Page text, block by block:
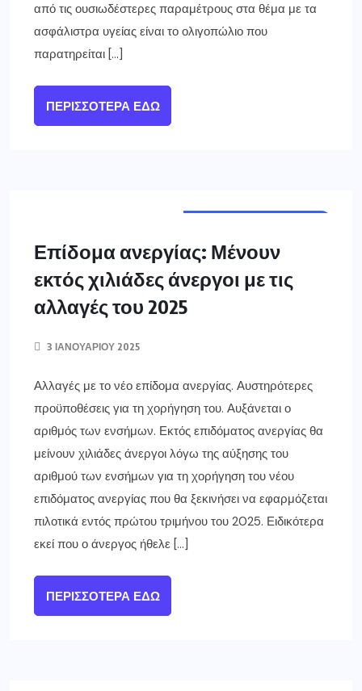
από τις ουσιωδέστερες παραμέτρους στα θέμα με τα
ασφάλιστρα υγείας είναι το ολιγοπώλιο που
παρατηρείται […]
ΠΕΡΙΣΣΌΤΕΡΑ ΕΔΏ
Επίδομα ανεργίας: Μένουν
εκτός χιλιάδες άνεργοι με τις
αλλαγές του 2025
3 ΙΑΝΟΥΑΡΊΟΥ 2025
Αλλαγές με το νέο επίδομα ανεργίας. Αυστηρότερες
προϋποθέσεις για τη χορήγηση του. Αυξάνεται ο
αριθμός των ενσήμων. Εκτός επιδόματος ανεργίας θα
μείνουν χιλιάδες άνεργοι λόγω της αύξησης του
αριθμού των ενσήμων για τη χορήγηση του νέου
επιδόματος ανεργίας που θα ξεκινήσει να εφαρμόζεται
πιλοτικά εντός πρώτου τριμήνου του 2025. Ειδικότερα
εκεί που ο άνεργος ήθελε […]
ΠΕΡΙΣΣΌΤΕΡΑ ΕΔΏ